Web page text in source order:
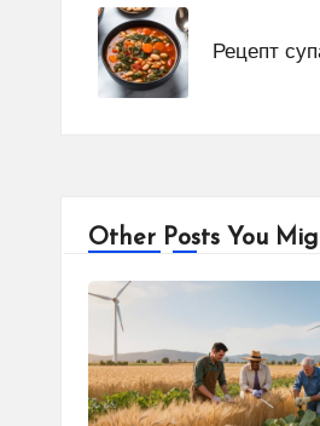
Рецепт
Other Posts You